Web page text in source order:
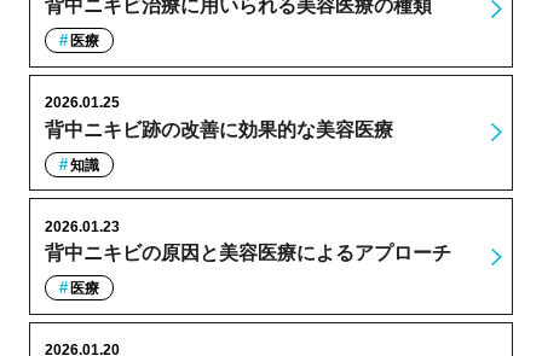
背中ニキビ治療に用いられる美容医療の種類
医療
背中ニキビ跡の改善に効果的な美容医療
2026.01.25
知識
背中ニキビの原因と美容医療によるアプローチ
2026.01.23
医療
2026.01.20